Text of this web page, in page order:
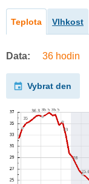
Teplota Vlhkost
Data: 36 hodin
Vybrat den